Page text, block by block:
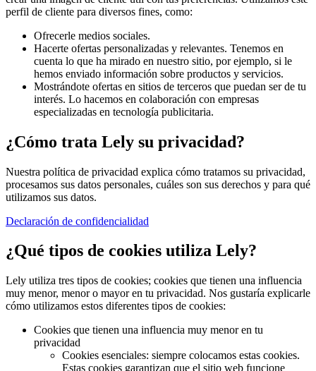
perfil de cliente para diversos fines, como:
Ofrecerle medios sociales.
Hacerte ofertas personalizadas y relevantes. Tenemos en
cuenta lo que ha mirado en nuestro sitio, por ejemplo, si le
hemos enviado información sobre productos y servicios.
Mostrándote ofertas en sitios de terceros que puedan ser de tu
interés. Lo hacemos en colaboración con empresas
especializadas en tecnología publicitaria.
¿Cómo trata Lely su privacidad?
Nuestra política de privacidad explica cómo tratamos su privacidad,
procesamos sus datos personales, cuáles son sus derechos y para qué
utilizamos sus datos.
Declaración de confidencialidad
¿Qué tipos de cookies utiliza Lely?
Lely utiliza tres tipos de cookies; cookies que tienen una influencia
muy menor, menor o mayor en tu privacidad. Nos gustaría explicarle
cómo utilizamos estos diferentes tipos de cookies:
Cookies que tienen una influencia muy menor en tu
privacidad
Cookies esenciales: siempre colocamos estas cookies.
Estas cookies garantizan que el sitio web funcione